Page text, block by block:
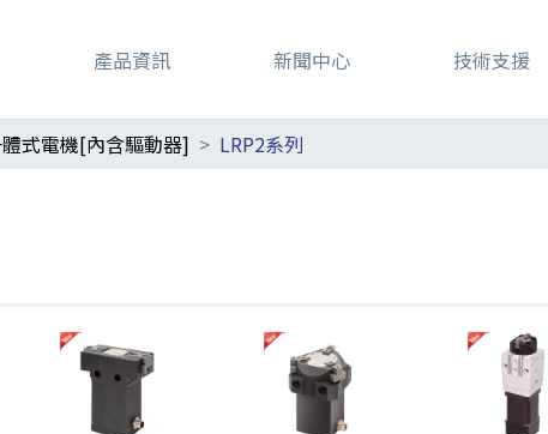
產品資訊 新聞中心 技術支援
式電機[內含驅動器] LRP2系列